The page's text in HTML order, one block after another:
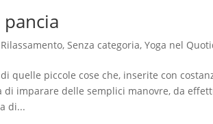
Rilassamento,Senza categoria,Yoga nel
quelle piccole cose che, inserite con
imparare delle semplici manovre, da
di...